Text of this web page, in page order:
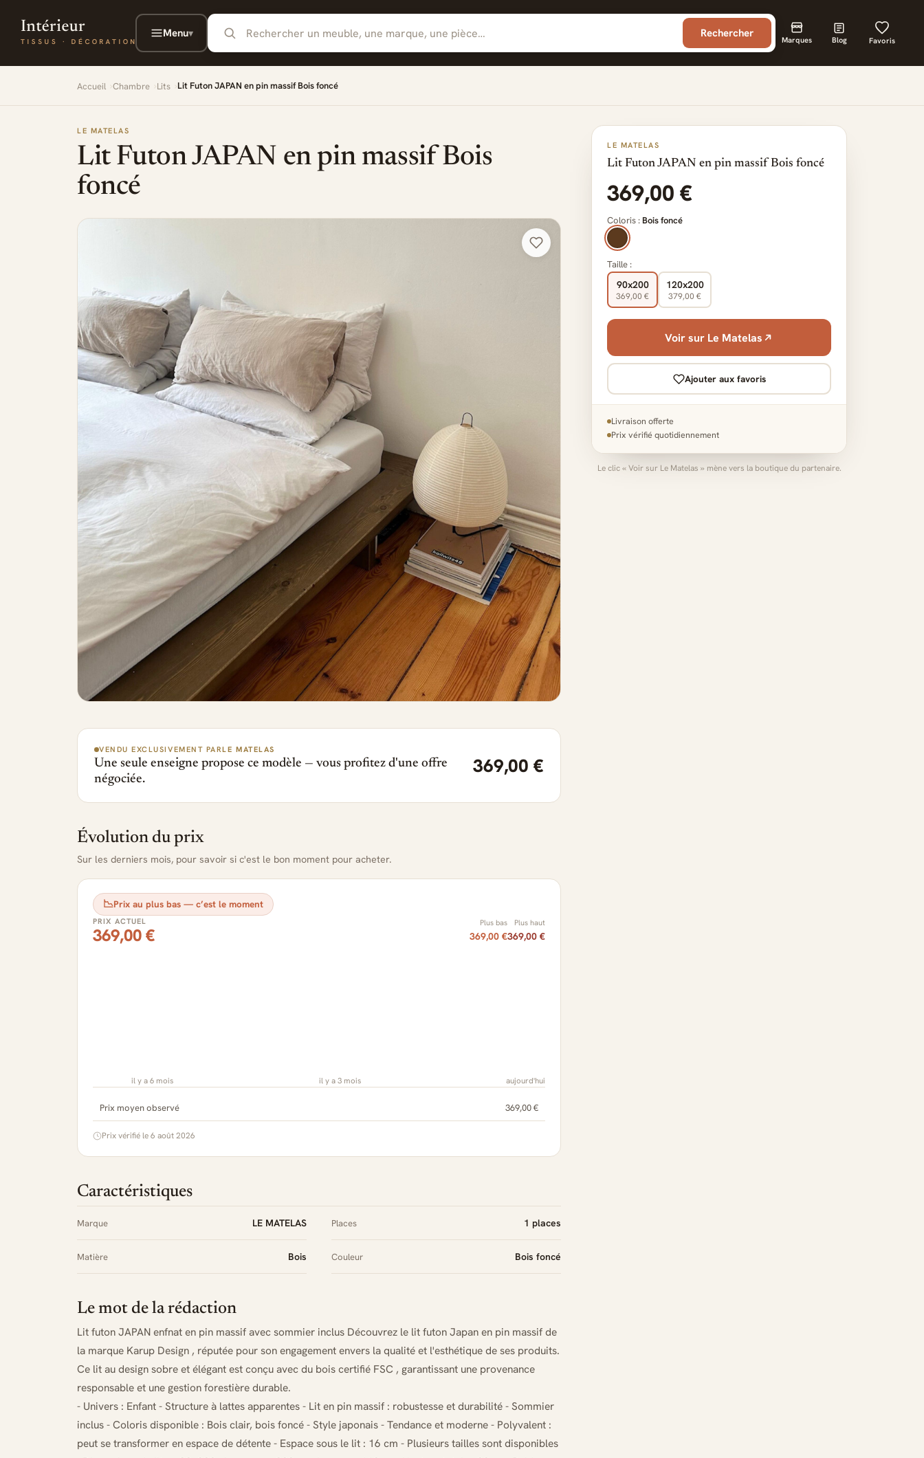
Menu▾ Rechercher Marques Blog Favoris
Accueil Chambre Lits Lit Futon JAPAN en pin massif Bois foncé
LE MATELAS
Lit Futon JAPAN en pin massif Bois
foncé
VENDU EXCLUSIVEMENT PARLE MATELAS
Une seule enseigne propose ce modèle — vous profitez d'une offre
négociée.
369,00 €
Évolution du prix
Sur les derniers mois, pour savoir si c'est le bon moment pour acheter.
📉Prix au plus bas — c’est le moment
PRIX ACTUEL
369,00 €
Plus bas
369,00 €
Plus haut
369,00 €
il y a 6 mois il y a 3 mois aujourd'hui
Prix moyen observé 369,00 €
Prix vérifié le 6 août 2026
Caractéristiques
Marque LE MATELAS
Matière Bois
Places 1 places
Couleur Bois foncé
Le mot de la rédaction
Lit futon JAPAN enfnat en pin massif avec sommier inclus Découvrez le lit futon Japan en pin massif de
la marque Karup Design , réputée pour son engagement envers la qualité et l'esthétique de ses produits.
Ce lit au design sobre et élégant est conçu avec du bois certifié FSC , garantissant une provenance
responsable et une gestion forestière durable.
- Univers : Enfant - Structure à lattes apparentes - Lit en pin massif : robustesse et durabilité - Sommier
inclus - Coloris disponible : Bois clair, bois foncé - Style japonais - Tendance et moderne - Polyvalent :
peut se transformer en espace de détente - Espace sous le lit : 16 cm - Plusieurs tailles sont disponibles
LE MATELAS
Lit Futon JAPAN en pin massif Bois foncé
369,00 €
Coloris : Bois foncé
Taille :
90x200
369,00 €
120x200
379,00 €
Voir sur Le Matelas
Ajouter aux favoris
Livraison offerte
Prix vérifié quotidiennement
Le clic « Voir sur Le Matelas » mène vers la boutique du partenaire.